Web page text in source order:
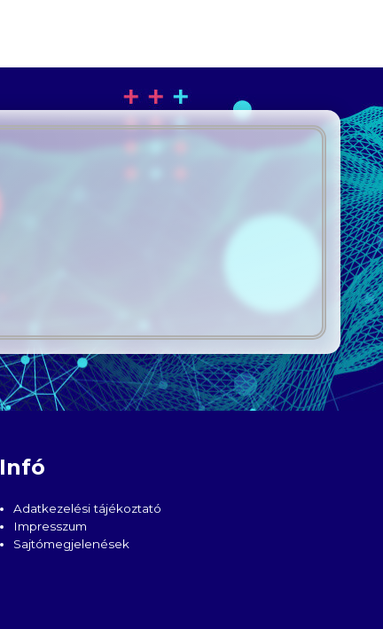
Infó
Adatkezelési tájékoztató
Impresszum
Sajtómegjelenések